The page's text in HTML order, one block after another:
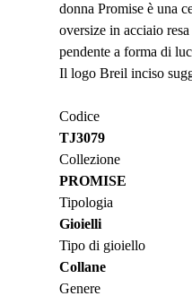
donna Promise è una
oversize in acciaio
pendente a forma di
Il logo Breil inciso
Codice
TJ3079
Collezione
PROMISE
Tipologia
Gioielli
Tipo di gioiello
Collane
Genere